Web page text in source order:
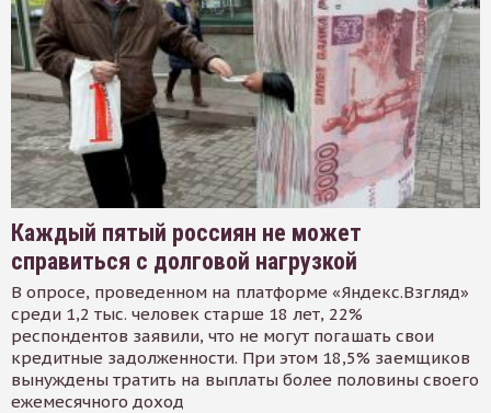
Каждый пятый россиян не может
справиться с долговой нагрузкой
В опросе, проведенном на платформе «Яндекс.Взгляд»
среди 1,2 тыс. человек старше 18 лет, 22%
респондентов заявили, что не могут погашать свои
кредитные задолженности. При этом 18,5% заемщиков
вынуждены тратить на выплаты более половины своего
ежемесячного доход